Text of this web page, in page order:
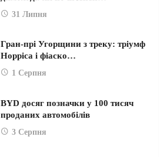
31 Липня
Гран-прі Угорщини з треку: тріумф
Норріса і фіаско…
1 Серпня
BYD досяг позначки у 100 тисяч
проданих автомобілів
3 Серпня